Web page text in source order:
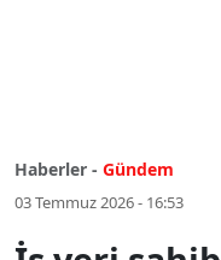
Haberler - Gündem
03 Temmuz 2026 - 16:53